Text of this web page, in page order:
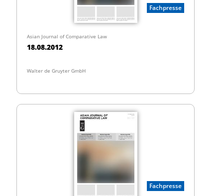
Fachpresse
Asian Journal of Comparative Law
18.08.2012
Walter de Gruyter GmbH
Fachpresse